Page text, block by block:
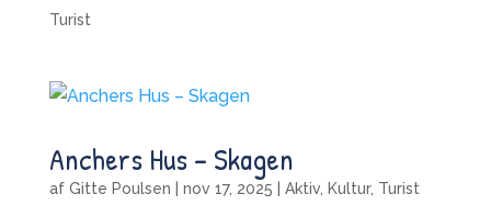
Turist
Anchers Hus – Skagen
af Gitte Poulsen nov 17, 2025 Aktiv, Kultur, Turist